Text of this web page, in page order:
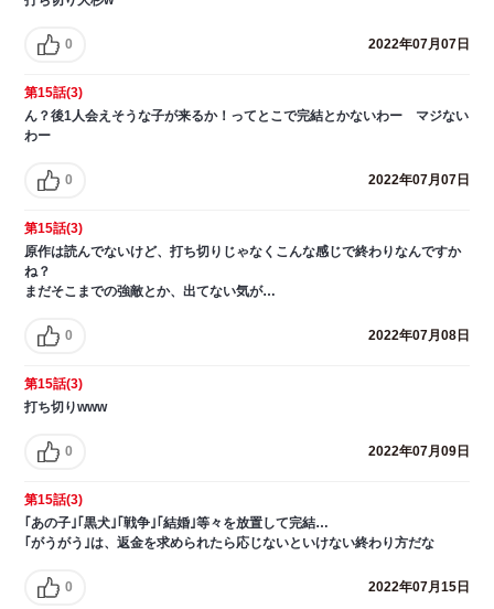
0 2022年07月07日
第15話(3)
ん？後1人会えそうな子が来るか！ってとこで完結とかないわー マジない
わー
0 2022年07月07日
第15話(3)
原作は読んでないけど、打ち切りじゃなくこんな感じで終わりなんですか
ね？
まだそこまでの強敵とか、出てない気が…
0 2022年07月08日
第15話(3)
打ち切りwww
0 2022年07月09日
第15話(3)
｢あの子｣｢黒犬｣｢戦争｣｢結婚｣等々を放置して完結…
｢がうがう｣は、返金を求められたら応じないといけない終わり方だな
0 2022年07月15日